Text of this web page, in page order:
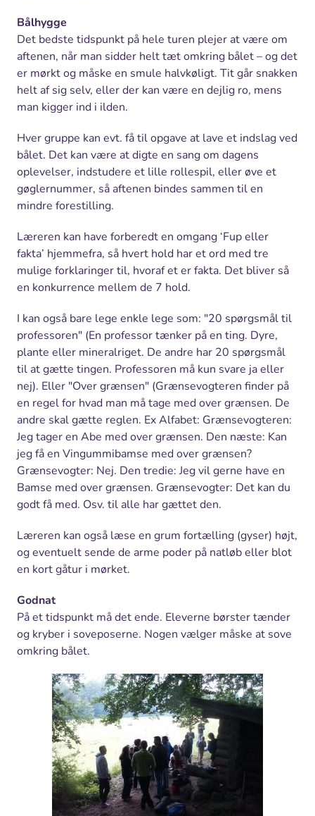
Bålhygge
Det bedste tidspunkt på hele turen plejer at være om
aftenen, når man sidder helt tæt omkring bålet – og det
er mørkt og måske en smule halvkøligt. Tit går snakken
helt af sig selv, eller der kan være en dejlig ro, mens
man kigger ind i ilden.
Hver gruppe kan evt. få til opgave at lave et indslag ved
bålet. Det kan være at digte en sang om dagens
oplevelser, indstudere et lille rollespil, eller øve et
gøglernummer, så aftenen bindes sammen til en
mindre forestilling.
Læreren kan have forberedt en omgang ‘Fup eller
fakta’ hjemmefra, så hvert hold har et ord med tre
mulige forklaringer til, hvoraf et er fakta. Det bliver så
en konkurrence mellem de 7 hold.
I kan også bare lege enkle lege som: "20 spørgsmål til
professoren" (En professor tænker på en ting. Dyre,
plante eller mineralriget. De andre har 20 spørgsmål
til at gætte tingen. Professoren må kun svare ja eller
nej). Eller "Over grænsen" (Grænsevogteren finder på
en regel for hvad man må tage med over grænsen. De
andre skal gætte reglen. Ex Alfabet: Grænsevogteren:
Jeg tager en Abe med over grænsen. Den næste: Kan
jeg få en Vingummibamse med over grænsen?
Grænsevogter: Nej. Den tredie: Jeg vil gerne have en
Bamse med over grænsen. Grænsevogter: Det kan du
godt få med. Osv. til alle har gættet den.
Læreren kan også læse en grum fortælling (gyser) højt,
og eventuelt sende de arme poder på natløb eller blot
en kort gåtur i mørket.
Godnat
På et tidspunkt må det ende. Eleverne børster tænder
og kryber i soveposerne. Nogen vælger måske at sove
omkring bålet.